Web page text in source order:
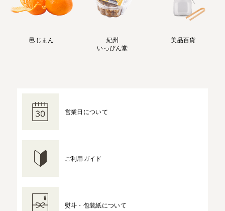
邑じまん
紀州
いっぴん堂
美品百貨
営業日について
ご利用ガイド
熨斗・包装紙について